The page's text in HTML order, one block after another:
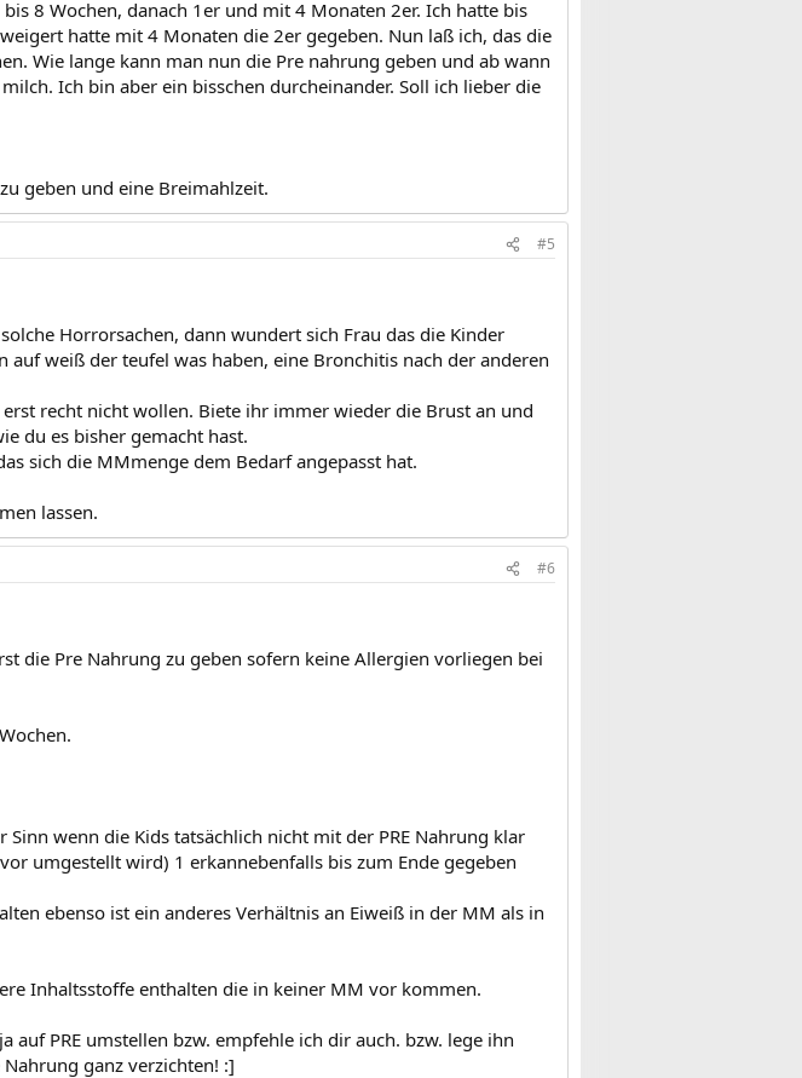
8 Wochen, danach 1er und mit 4 Monaten 2er. Ich hatte bis
hatte mit 4 Monaten die 2er gegeben. Nun laß ich, das die
Wie lange kann man nun die Pre nahrung geben und ab wann
Ich bin aber ein bisschen durcheinander. Soll ich lieber die
geben und eine Breimahlzeit.
#5
Horrorsachen, dann wundert sich Frau das die Kinder
weiß der teufel was haben, eine Bronchitis nach der anderen
recht nicht wollen. Biete ihr immer wieder die Brust an und
du es bisher gemacht hast.
sich die MMmenge dem Bedarf angepasst hat.
lassen.
#6
die Pre Nahrung zu geben sofern keine Allergien vorliegen bei
wenn die Kids tatsächlich nicht mit der PRE Nahrung klar
umgestellt wird) 1 erkannebenfalls bis zum Ende gegeben
ebenso ist ein anderes Verhältnis an Eiweiß in der MM als in
Inhaltsstoffe enthalten die in keiner MM vor kommen.
PRE umstellen bzw. empfehle ich dir auch. bzw. lege ihn
ganz verzichten! :]